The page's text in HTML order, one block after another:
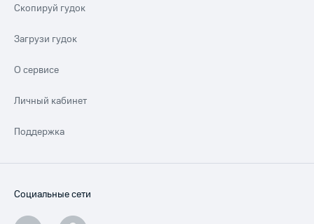
Скопируй гудок
Загрузи гудок
О сервисе
Личный кабинет
Поддержка
Социальные сети